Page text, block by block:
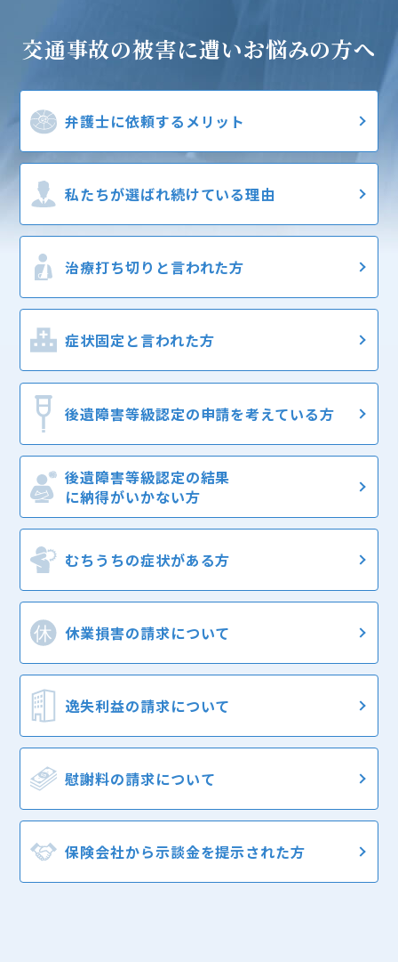
交通事故の被害に遭いお悩みの方へ
弁護士に依頼するメリット
私たちが選ばれ続けている理由
治療打ち切りと言われた方
症状固定と言われた方
後遺障害等級認定の申請を考えている方
後遺障害等級認定の結果
に納得がいかない方
むちうちの症状がある方
休業損害の請求について
逸失利益の請求について
慰謝料の請求について
保険会社から示談金を提示された方